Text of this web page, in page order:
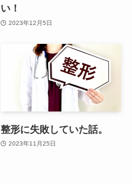
い！
2023年12月5日
整形に失敗していた話。
2023年11月25日